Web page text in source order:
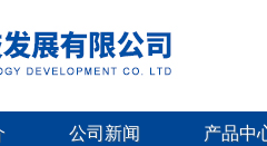
公司新闻 产品中